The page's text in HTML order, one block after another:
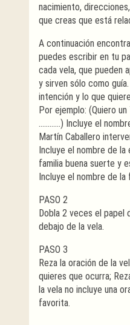
nacimiento,
que creas que está
A continuación
puedes escribir en tu
cada vela, que pueden
y sirven sólo como
intención y lo que
Por ejemplo: (Quiero
…………) Incluye el
Martín Caballero
Incluye el nombre de la
familia buena suerte y
Incluye el nombre de la
PASO 2
Dobla 2 veces el papel
debajo de la vela.
PASO 3
Reza la oración de la
quieres que ocurra;
la vela no incluye una
favorita.